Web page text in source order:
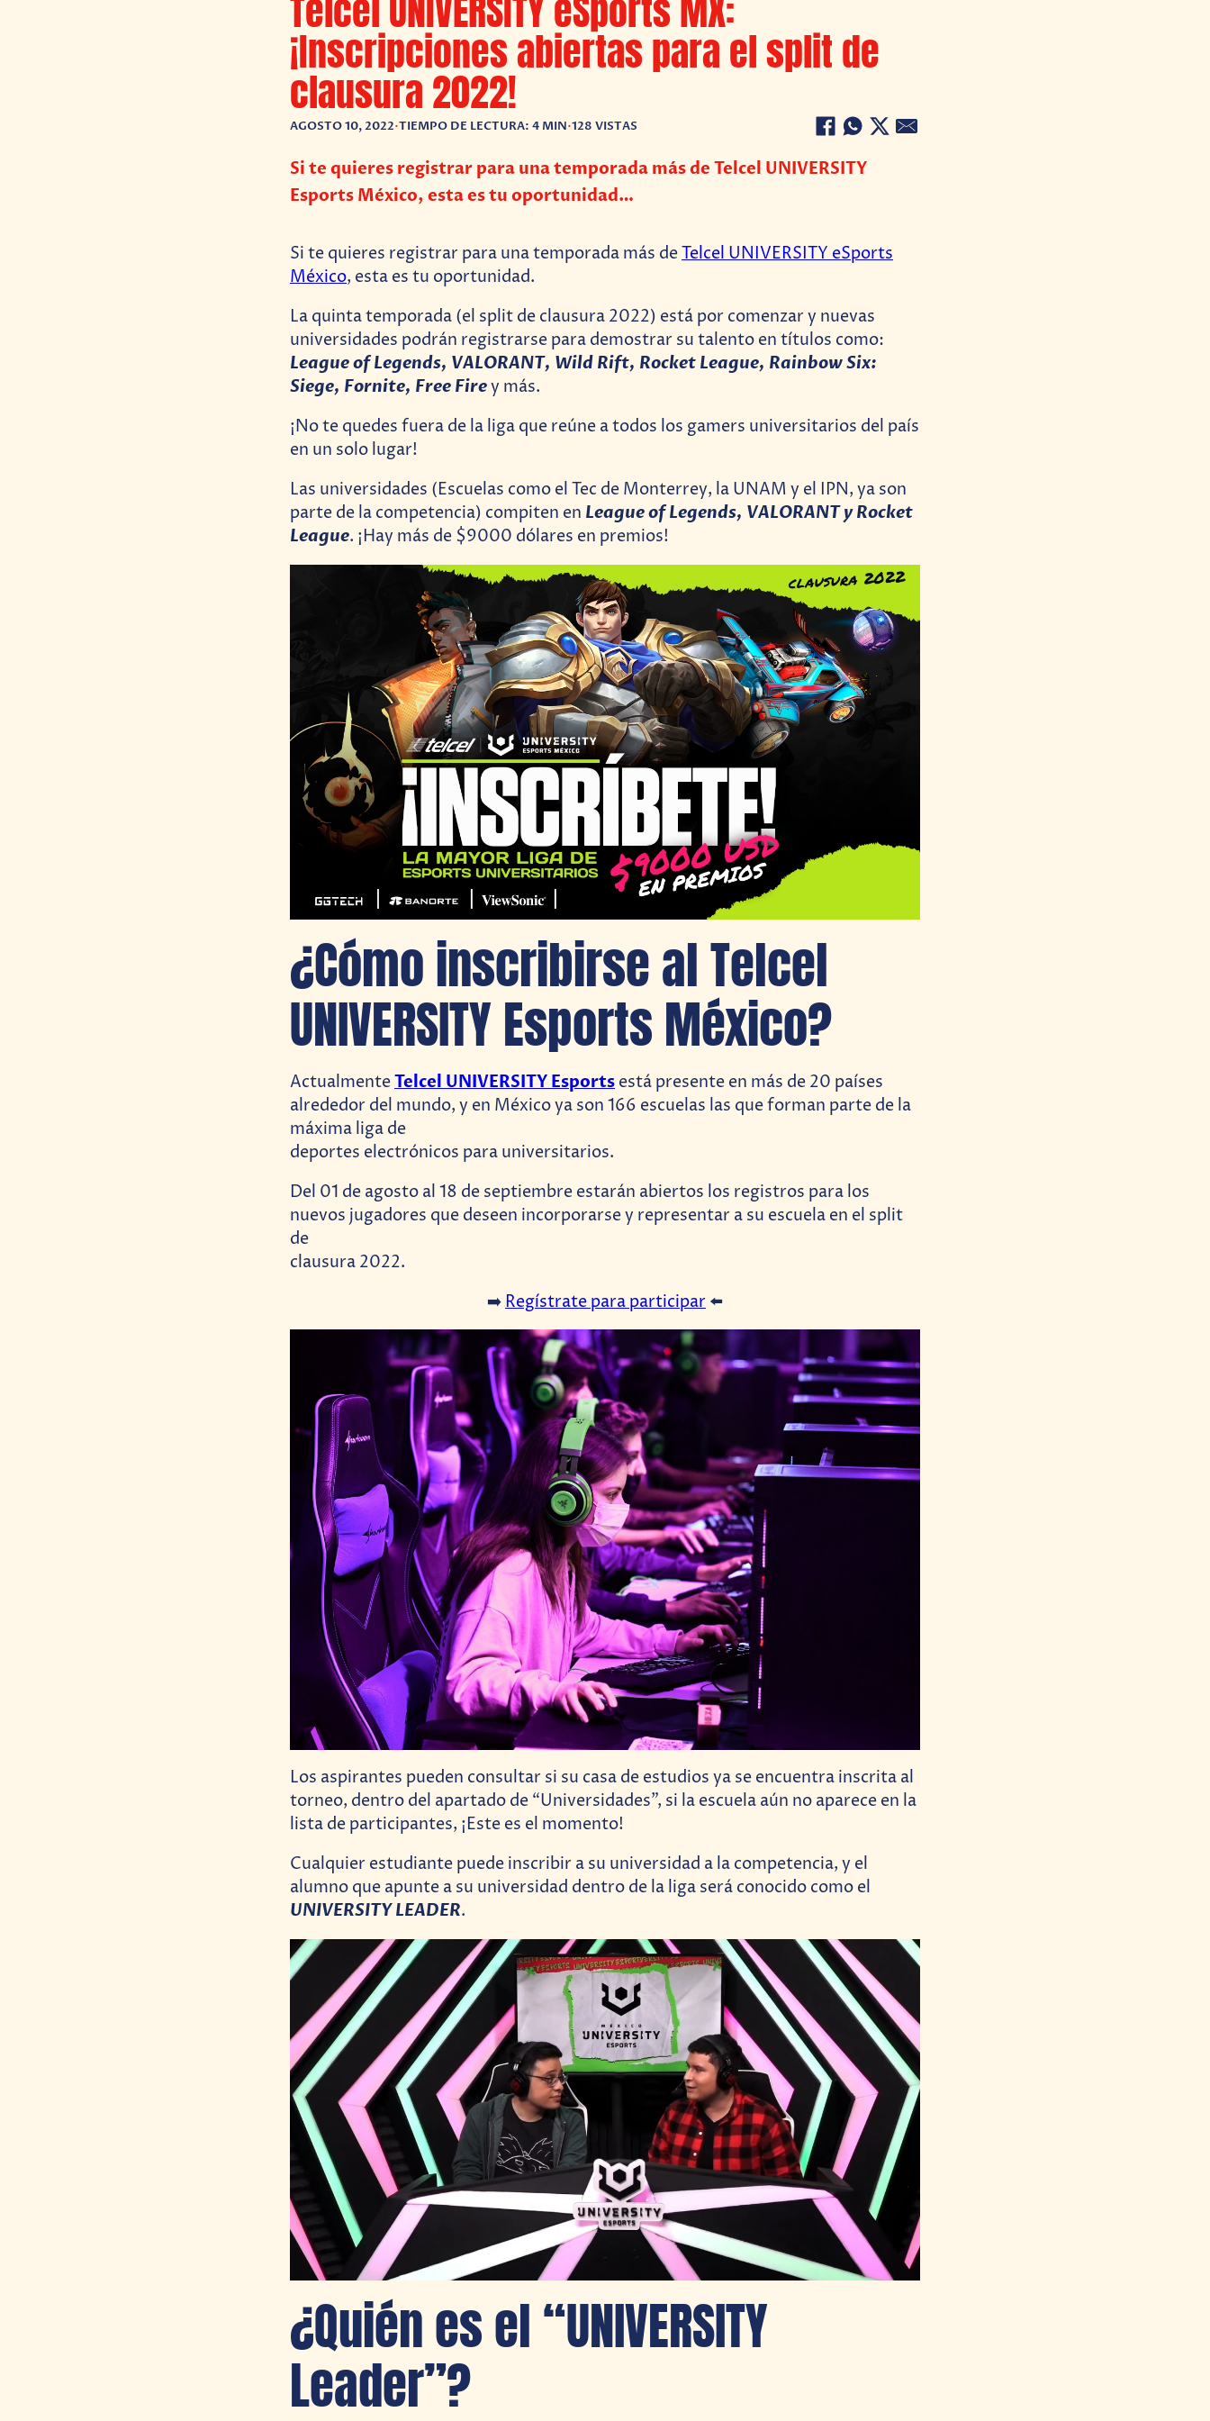
Telcel UNIVERSITY eSports MX:
¡Inscripciones abiertas para el split de
clausura 2022!
AGOSTO 10, 2022•TIEMPO DE LECTURA: 4 MIN•128 VISTAS
Si te quieres registrar para una temporada más de Telcel UNIVERSITY
Esports México, esta es tu oportunidad…
Si te quieres registrar para una temporada más deTelcel UNIVERSITY eSports
México, esta es tu oportunidad.
La quinta temporada (el split de clausura 2022) está por comenzar y nuevas
universidades podrán registrarse para demostrar su talento en títulos como:
League of Legends, VALORANT, Wild Rift, Rocket League, Rainbow Six:
Siege, Fornite, Free Firey más.
¡No te quedes fuera de la liga que reúne a todos los gamers universitarios del país
en un solo lugar!
Las universidades (Escuelas como el Tec de Monterrey, la UNAM y el IPN, ya son
parte de la competencia) compiten en League of Legends, VALORANT y Rocket
League. ¡Hay más de $9000 dólares en premios!
¿Cómo inscribirse al Telcel
UNIVERSITY Esports México?
ActualmenteTelcel UNIVERSITY Esports está presente en más de 20 países
alrededor del mundo, y en México ya son 166 escuelas las que forman parte de la
máxima liga de
deportes electrónicos para universitarios.
Del 01 de agosto al 18 de septiembre estarán abiertos los registros para los
nuevos jugadores que deseen incorporarse y representar a su escuela en el split
de
clausura 2022.
➡️ Regístrate para participar ⬅️
Los aspirantes pueden consultar si su casa de estudios ya se encuentra inscrita al
torneo, dentro del apartado de “Universidades”, si la escuela aún no aparece en la
lista de participantes, ¡Este es el momento!
Cualquier estudiante puede inscribir a su universidad a la competencia, y el
alumno que apunte a su universidad dentro de la liga será conocido como el
UNIVERSITY LEADER.
¿Quién es el “UNIVERSITY
Leader”?